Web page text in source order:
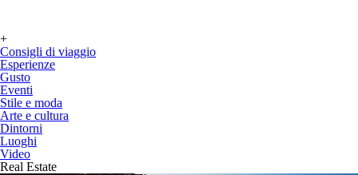
+
Consigli di viaggio
Esperienze
Gusto
Eventi
Stile e moda
Arte e cultura
Dintorni
Luoghi
Video
Real Estate